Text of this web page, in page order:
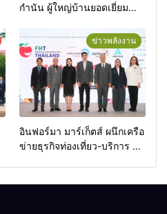
กำนัน ผู้ใหญ่บ้านยอดเยี่ยม
เกียรติยศแห่งการเสียสละ”
ข่าวพลังงาน
อินฟอร์มา มาร์เก็ตส์ ผนึกเครือ
ข่ายธุรกิจท่องเที่ยว-บริการ จัด